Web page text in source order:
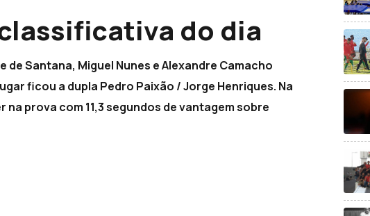
do dia
de Santana, Miguel Nunes e Alexandre Camacho
ficou a dupla Pedro Paixão / Jorge Henriques. Na
prova com 11,3 segundos de vantagem sobre